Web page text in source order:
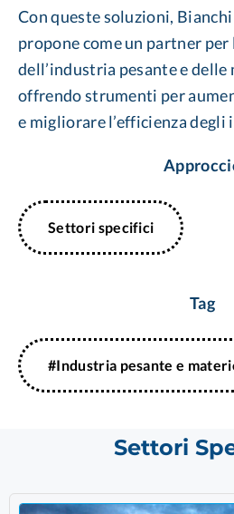
Con queste soluzioni,
propone come un partner per
dell’industria pesante e delle
offrendo strumenti per
e migliorare l’efficienza degli
Settori specifici
Tag
#Industria pesante e
Settori